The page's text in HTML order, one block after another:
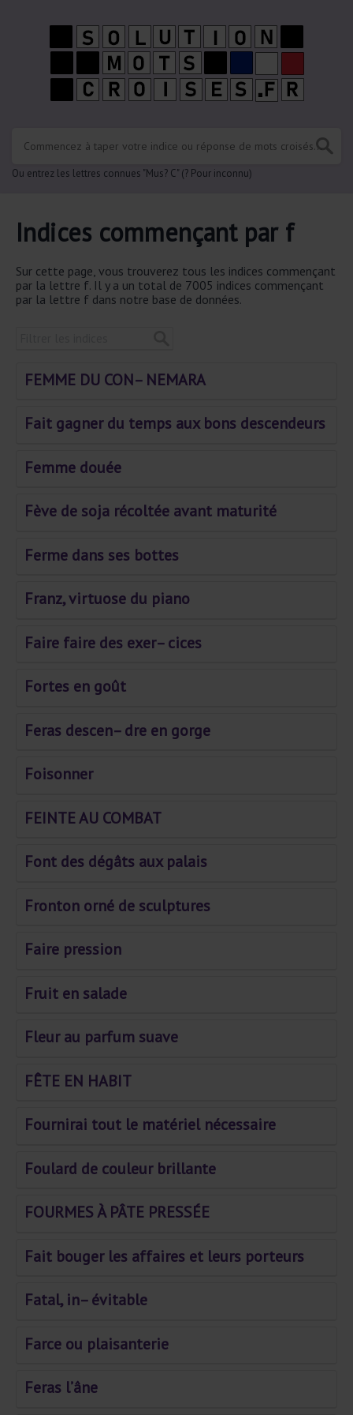
Ou entrez les lettres connues "Mus? C" (? Pour inconnu)
Indices commençant par f
Sur cette page, vous trouverez tous les indices commençant
par la lettre f. Il y a un total de 7005 indices commençant
par la lettre f dans notre base de données.
FEMME DU CON– NEMARA
Fait gagner du temps aux bons descendeurs
Femme douée
Fève de soja récoltée avant maturité
Ferme dans ses bottes
Franz, virtuose du piano
Faire faire des exer– cices
Fortes en goût
Feras descen– dre en gorge
Foisonner
FEINTE AU COMBAT
Font des dégâts aux palais
Fronton orné de sculptures
Faire pression
Fruit en salade
Fleur au parfum suave
FÊTE EN HABIT
Fournirai tout le matériel nécessaire
Foulard de couleur brillante
FOURMES À PÂTE PRESSÉE
Fait bouger les affaires et leurs porteurs
Fatal, in– évitable
Farce ou plaisanterie
Feras l’âne